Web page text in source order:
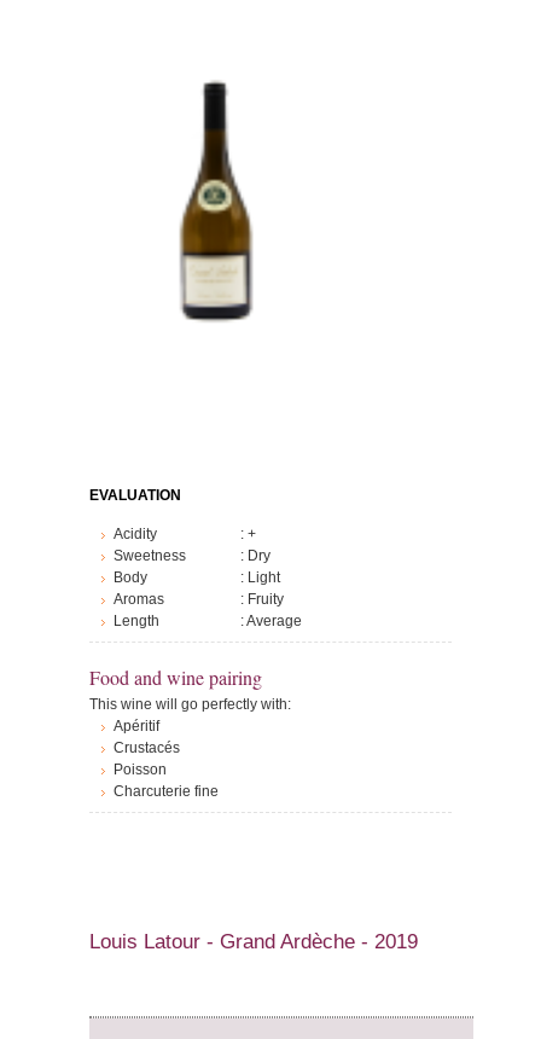
EVALUATION
Acidity
: +
Sweetness
: Dry
Body
: Light
Aromas
: Fruity
Length
: Average
Food and wine pairing
This wine will go perfectly with:
apéritif
crustacés
poisson
Charcuterie fine
Louis Latour - Grand Ardèche - 2019